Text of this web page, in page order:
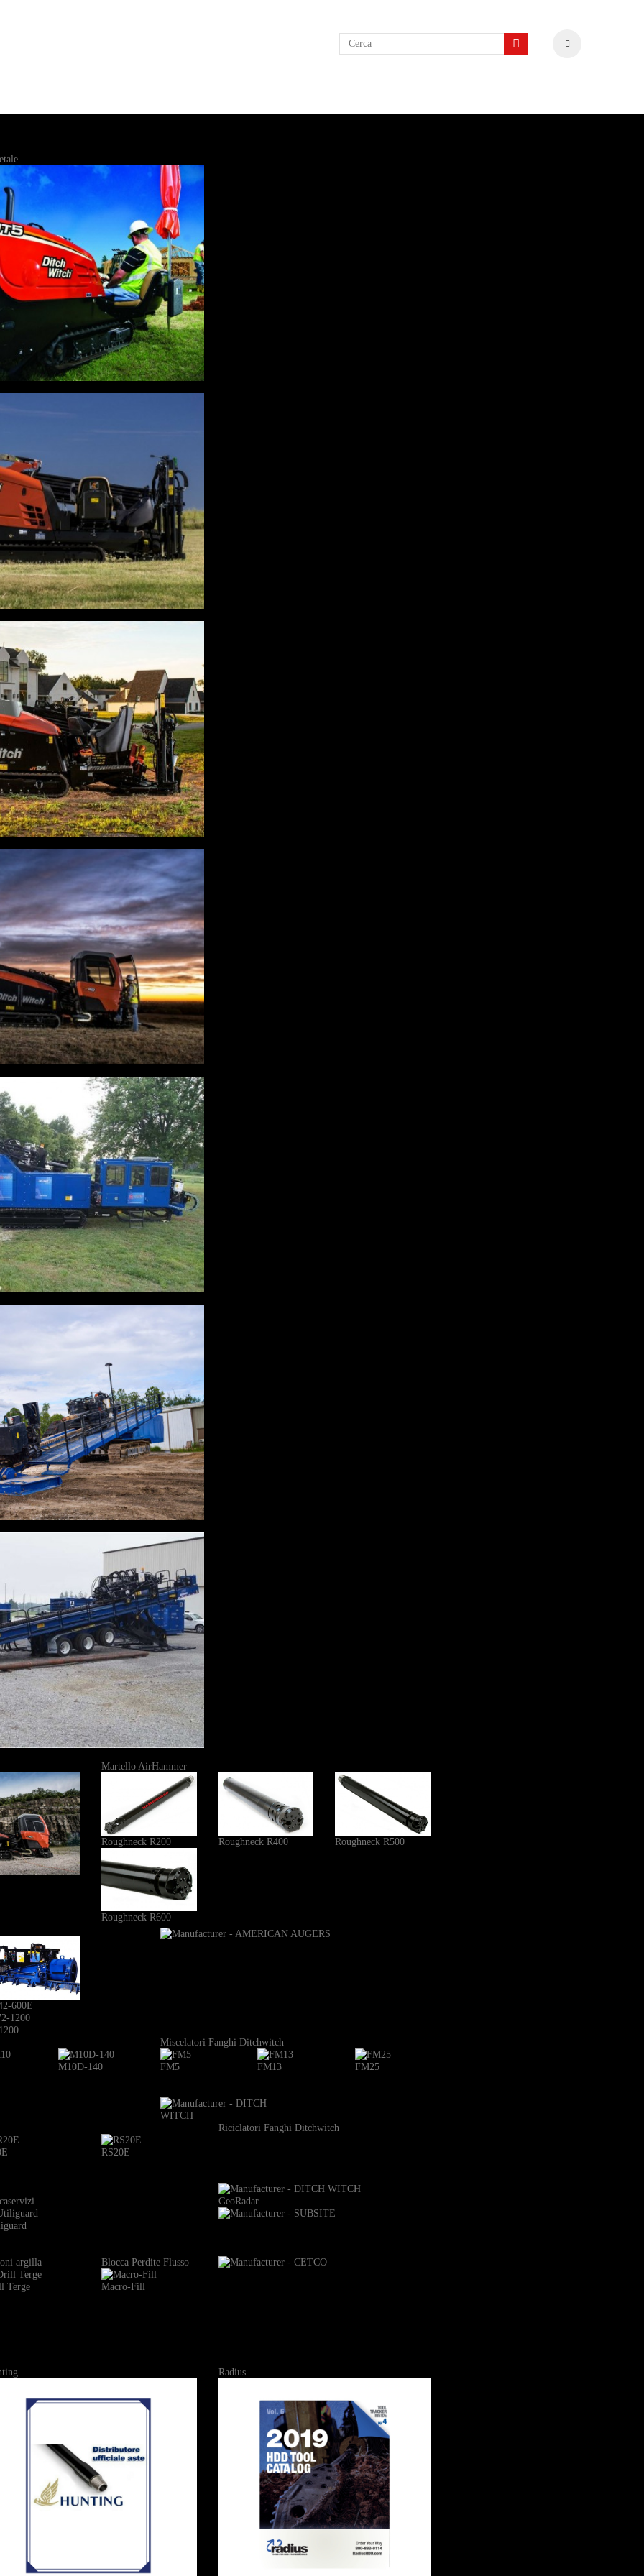
Martello AirHammer
Roughneck R200 Roughneck R400 Roughneck R500
Roughneck R600
600E
M10D-140
Miscelatori Fanghi Ditchwitch
FM5 FM13 FM25
RS20E
Riciclatori Fanghi Ditchwitch
GeoRadar
argilla
Terge
Blocca Perdite Flusso
Macro-Fill
Radius